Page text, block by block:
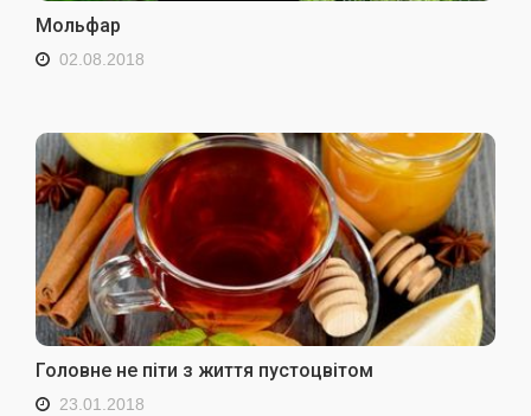
Мольфар
02.08.2018
Головне не піти з життя пустоцвітом
23.01.2018